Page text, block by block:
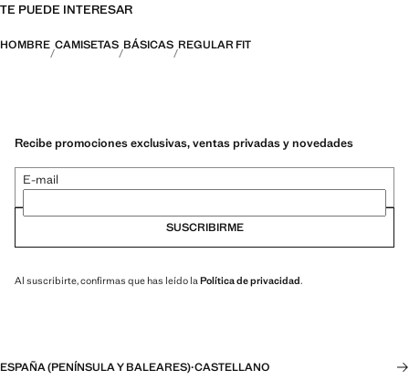
TE PUEDE INTERESAR
HOMBRE CAMISETAS BÁSICAS REGULAR FIT
Recibe promociones exclusivas, ventas privadas y novedades
E-mail
SUSCRIBIRME
Al suscribirte, confirmas que has leído laPolítica de privacidad.
ESPAÑA (PENÍNSULA Y BALEARES)·CASTELLANO